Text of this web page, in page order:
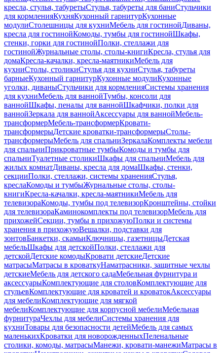
кресла, стулья, табуретыСтулья, табуреты для баниСтульчики
для кормленияКухняКухонный гарнитурКухонные
модулиСтолешницы для кухниМебель для гостинойДиваны,
кресла для гостинойКомоды, тумбы для гостинойШкафы,
стенки, горки для гостинойПолки, стеллажи для
гостинойЖурнальные столы, столы-книгиКресла, стулья для
домаКресла-качалки, кресла-маятникиМебель для
кухниСтолы, столикиСтулья для кухниСтулья, табуреты
барныеКухонный гарнитурКухонные модулиКухонные
уголки, диваныСтульчики для кормленияСистемы хранения
для кухниМебель для ваннойТумбы, консоли для
ваннойШкафы, пеналы для ваннойШкафчики, полки для
ваннойЗеркала для ваннойАксессуары для ваннойМебель-
трансформерМебель-трансформерКровати-
трансформерыДетские кроватки-трансформерыСтолы-
трансформерыМебель для спальниЗеркалаКомплекты мебели
для спальниПрикроватные тумбыКомоды и тумбы для
спальниТуалетные столикиШкафы для спальниМебель для
жилых комнатДиваны, кресла для домаШкафы, стенки,
секцииПолки, стеллажи, системы храненияСтулья,
креслаКомоды и тумбыЖурнальные столы, столы-
книгиКресла-качалки, кресла-маятникиМебель для
телевизораКомоды, тумбы под телевизорКронштейны, стойки
для телевизораКаминокомплекты под телевизорМебель для
прихожейСекции, тумбы в прихожуюПолки и системы
хранения в прихожуюВешалки, подставки для
зонтовБанкетки, скамьиКлючницы, газетницыДетская
мебельШкафы для детскойПолки, стеллажи для
детскойДетские комодыКровати детскиеДетские
матрасыМатрасы в кроваткуНаматрасники, защитные чехлы
детскиеМебель для детского садаМебельная фурнитура и
аксессуарыКомплектующие для столовКомплектующие для
стульевКомплектующие для кроватей и кроватокАксессуары
для мебелиКомплектующие для мягкой
мебелиКомплектующие для корпусной мебелиМебельная
фурнитураЧехлы для мебелиСистемы хранения для
кухниТовары для безопасности детейМебель для самых
маленькихКроватки для новорожденныхПеленальные
столики, комоды, матрасыМанежи, кровати-манежиМатрасы в